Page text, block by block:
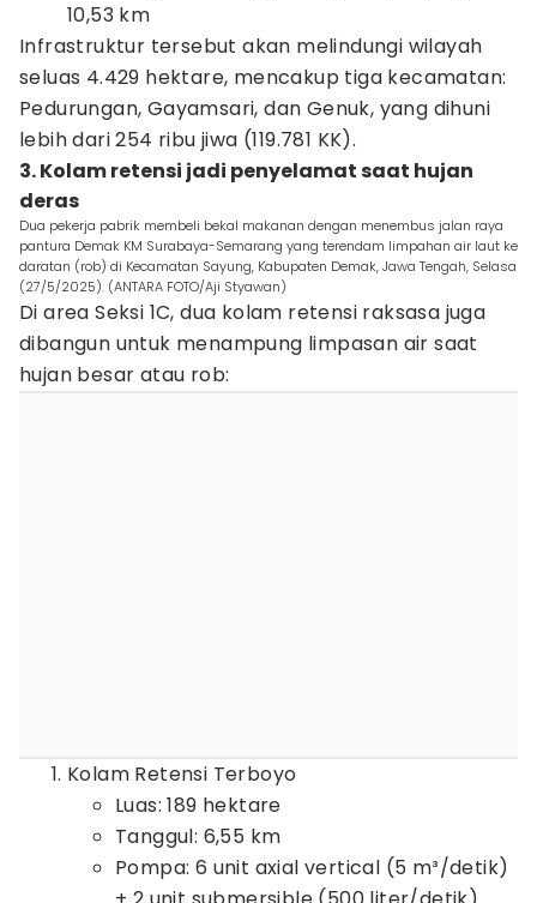
10,53 km
Infrastruktur tersebut akan melindungi wilayah
seluas 4.429 hektare, mencakup tiga kecamatan:
Pedurungan, Gayamsari, dan Genuk, yang dihuni
lebih dari 254 ribu jiwa (119.781 KK).
3. Kolam retensi jadi penyelamat saat hujan
deras
Dua pekerja pabrik membeli bekal makanan dengan menembus jalan raya
pantura Demak KM Surabaya-Semarang yang terendam limpahan air laut ke
daratan (rob) di Kecamatan Sayung, Kabupaten Demak, Jawa Tengah, Selasa
(27/5/2025). (ANTARA FOTO/Aji Styawan)
Di area Seksi 1C, dua kolam retensi raksasa juga
dibangun untuk menampung limpasan air saat
hujan besar atau rob:
Kolam Retensi Terboyo
Luas: 189 hektare
Tanggul: 6,55 km
Pompa: 6 unit axial vertical (5 m³/detik)